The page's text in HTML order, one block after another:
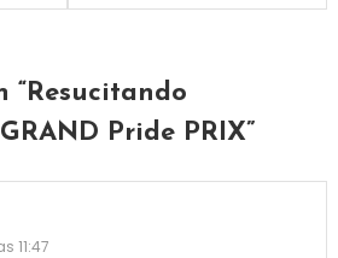
“Resucitando
Pride PRIX”
11:47